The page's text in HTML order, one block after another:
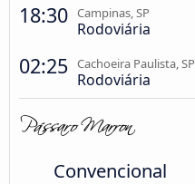
18:30 Campinas, SP
Rodoviária
02:25 Cachoeira Paulista, SP
Rodoviária
Convencional